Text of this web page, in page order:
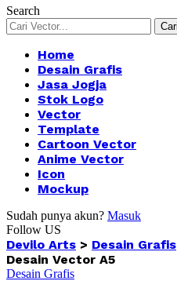
Search
Home
Desain Grafis
Jasa Jogja
Stok Logo
Vector
Template
Cartoon Vector
Anime Vector
Icon
Mockup
Sudah punya akun? Masuk
Follow US
Devilo Arts > Desain Grafis
Desain Vector A5
Desain Grafis